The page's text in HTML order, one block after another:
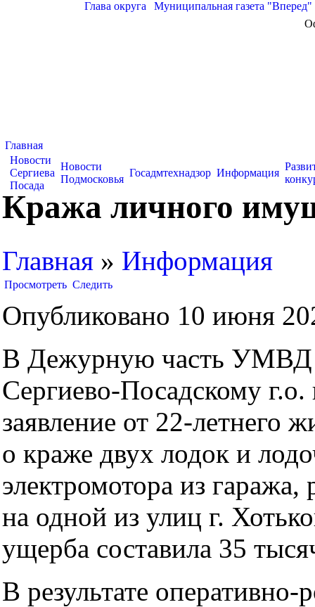
Глава округа Муниципальная газета "Вперед"
Главная
Новости
Сергиева
Посада
Новости
Подмосковья
Госадмтехнадзор Информация
Кража личного
Главная » Информация
Просмотреть Следить
Опубликовано 10 июня
В Дежурную часть УМВД
Сергиево-Посадскому г.о.
заявление от 22-летнего
о краже двух лодок и
электромотора из гаража,
на одной из улиц г.
ущерба составила 35
В результате